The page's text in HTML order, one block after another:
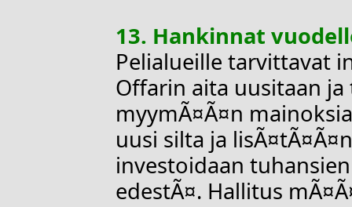
13. Hankinnat
Pelialueille tarvittavat
Offarin aita uusitaan
myymÃ¤Ã¤n
uusi silta ja
investoidaan
edestÃ¤. Hallitus